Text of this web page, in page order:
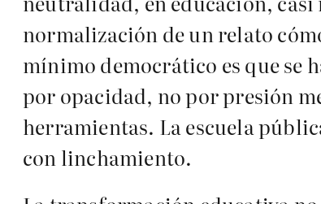
normalización de un relato
mínimo democrático es que se
por opacidad, no por presión
herramientas. La escuela
con linchamiento.